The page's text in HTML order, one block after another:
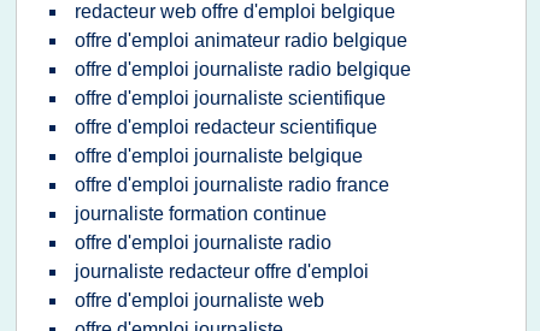
redacteur web offre d'emploi belgique
offre d'emploi animateur radio belgique
offre d'emploi journaliste radio belgique
offre d'emploi journaliste scientifique
offre d'emploi redacteur scientifique
offre d'emploi journaliste belgique
offre d'emploi journaliste radio france
journaliste formation continue
offre d'emploi journaliste radio
journaliste redacteur offre d'emploi
offre d'emploi journaliste web